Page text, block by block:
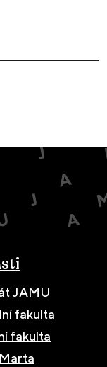
JAMU
fakulta
fakulta